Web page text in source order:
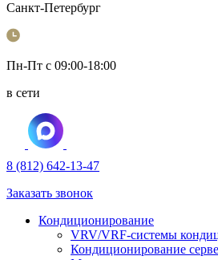
Санкт-Петербург
Пн-Пт с 09:00-18:00
в сети
8 (812) 642-13-47
Заказать звонок
Кондиционирование
VRV/VRF-системы
Кондиционирование